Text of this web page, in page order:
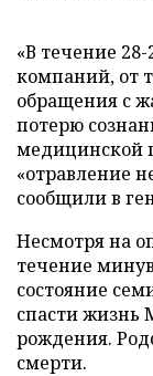
«В течение
компаний, от
обращения с
потерю
медицинской
«отравление
сообщили в
Несмотря на
течение
состояние
спасти жизнь
рождения.
смерти.